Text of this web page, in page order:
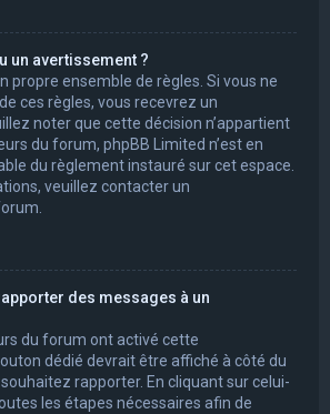
un avertissement ?
propre ensemble de règles. Si vous ne
ces règles, vous recevrez un
noter que cette décision n’appartient
du forum, phpBB Limited n’est en
du règlement instauré sur cet espace.
veuillez contacter un
des messages à un
du forum ont activé cette
dédié devrait être affiché à côté du
rapporter. En cliquant sur celui-
les étapes nécessaires afin de